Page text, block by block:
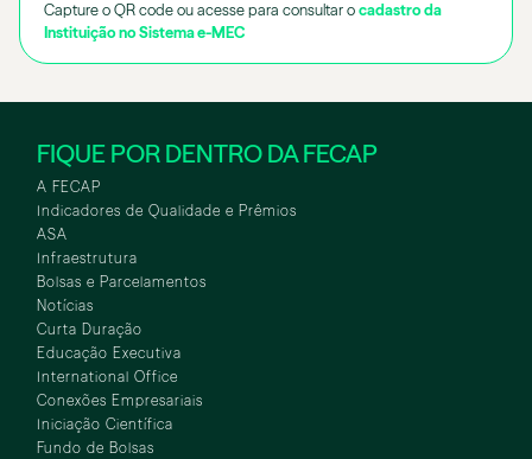
Capture o QR code ou acesse para consultar o cadastro da
Instituição no Sistema e-MEC
FIQUE POR DENTRO DA FECAP
A FECAP
Indicadores de Qualidade e Prêmios
ASA
Infraestrutura
Bolsas e Parcelamentos
Notícias
Curta Duração
Educação Executiva
International Office
Conexões Empresariais
Iniciação Científica
Fundo de Bolsas